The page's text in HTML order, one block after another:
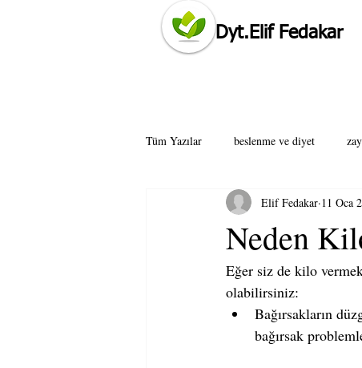
Dyt.Elif Fedakar
Tüm Yazılar beslenme ve diyet
istanbul diyetisyen ataşehir
anadolu yakası diyetisyen tavsiye
Neden
Elif Fedakar 11 Oca
Eğer siz de kilo
olabilirsiniz:
Bağırsakların
bağırsak